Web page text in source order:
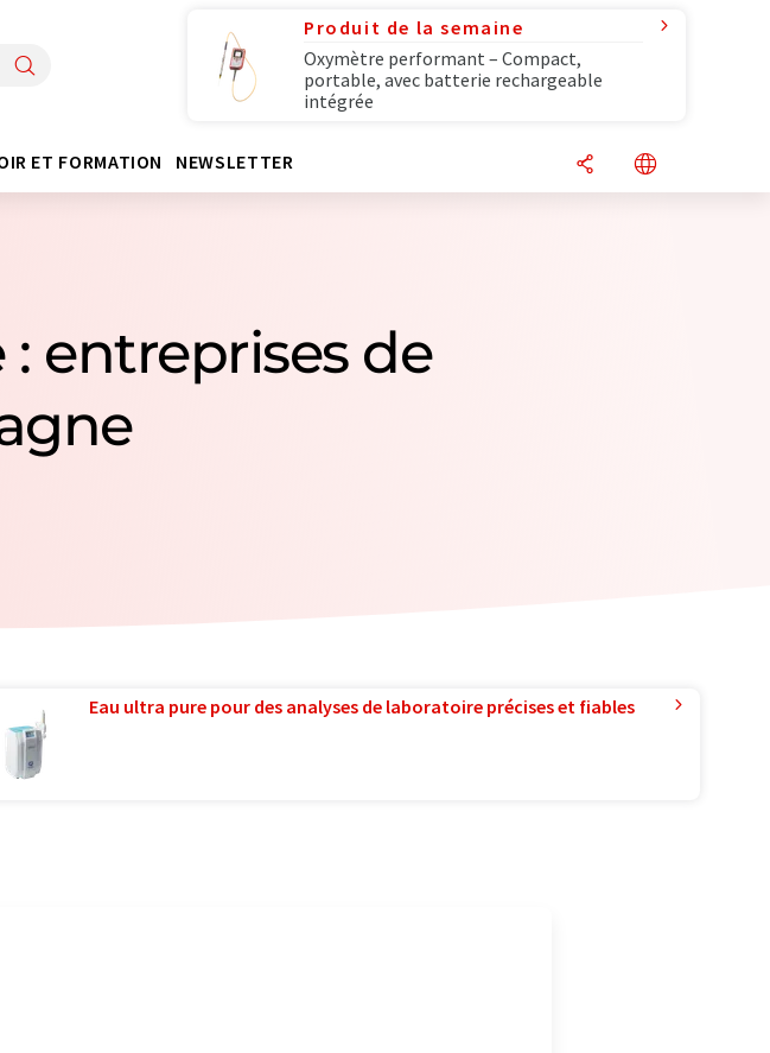
Produit de la semaine
Oxymètre performant – Compact,
portable, avec batterie rechargeable
intégrée
ET FORMATION NEWSLETTER
: entreprises de
Eau ultra pure pour des analyses de laboratoire précises et fiables